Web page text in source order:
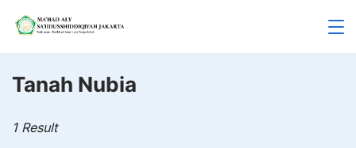
Skip
Aly
Tanah Nubia
1 Result